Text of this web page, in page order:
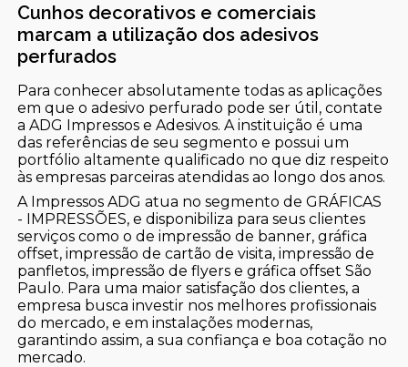
Cunhos decorativos e comerciais
marcam a utilização dos adesivos
perfurados
Para conhecer absolutamente todas as aplicações
em que o adesivo perfurado pode ser útil, contate
a ADG Impressos e Adesivos. A instituição é uma
das referências de seu segmento e possui um
portfólio altamente qualificado no que diz respeito
às empresas parceiras atendidas ao longo dos anos.
A Impressos ADG atua no segmento de GRÁFICAS
- IMPRESSÕES, e disponibiliza para seus clientes
serviços como o de impressão de banner, gráfica
offset, impressão de cartão de visita, impressão de
panfletos, impressão de flyers e gráfica offset São
Paulo. Para uma maior satisfação dos clientes, a
empresa busca investir nos melhores profissionais
do mercado, e em instalações modernas,
garantindo assim, a sua confiança e boa cotação no
mercado.